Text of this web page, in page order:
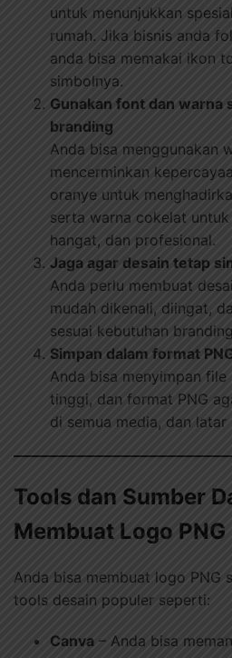
untuk menunjukkan
rumah. Jika bisnis anda
anda bisa memakai ikon
simbolnya.
Gunakan font dan warna
branding
Anda bisa menggunakan
mencerminkan
oranye untuk
serta warna cokelat
hangat, dan profesional.
Jaga agar desain tetap
Anda perlu membuat
mudah dikenali, diingat,
sesuai kebutuhan
Simpan dalam format
Anda bisa menyimpan
tinggi, dan format PNG
di semua media, dan latar
Tools dan Sumber
Membuat Logo PNG
Anda bisa membuat logo PNG
tools desain populer seperti:
Canva – Anda bisa